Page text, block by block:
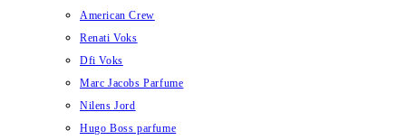
American Crew
Renati Voks
Dfi Voks
Marc Jacobs Parfume
Nilens Jord
Hugo Boss parfume